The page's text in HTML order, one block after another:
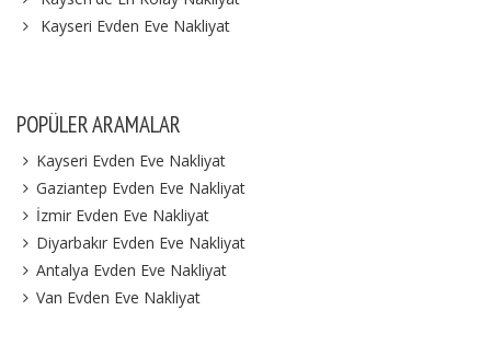
Kayseri Evden Eve Nakliyat
POPÜLER ARAMALAR
Kayseri Evden Eve Nakliyat
Gaziantep Evden Eve Nakliyat
İzmir Evden Eve Nakliyat
Diyarbakır Evden Eve Nakliyat
Antalya Evden Eve Nakliyat
Van Evden Eve Nakliyat